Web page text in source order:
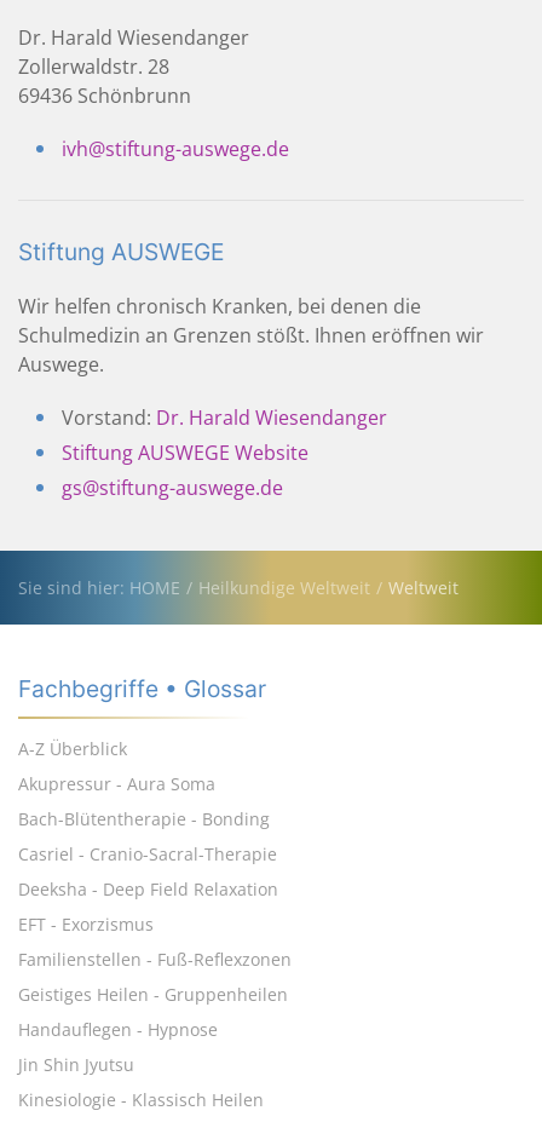
Dr. Harald Wiesendanger
Zollerwaldstr. 28
69436 Schönbrunn
ivh@stiftung-auswege.de
Stiftung AUSWEGE
Wir helfen chronisch Kranken, bei denen die
Schulmedizin an Grenzen stößt. Ihnen eröffnen wir
Auswege.
Vorstand: Dr. Harald Wiesendanger
Stiftung AUSWEGE Website
gs@stiftung-auswege.de
Sie sind hier: HOME Heilkundige Weltweit Weltweit
Fachbegriffe • Glossar
A-Z Überblick
Akupressur - Aura Soma
Bach-Blütentherapie - Bonding
Casriel - Cranio-Sacral-Therapie
Deeksha - Deep Field Relaxation
EFT - Exorzismus
Familienstellen - Fuß-Reflexzonen
Geistiges Heilen - Gruppenheilen
Handauflegen - Hypnose
Jin Shin Jyutsu
Kinesiologie - Klassisch Heilen